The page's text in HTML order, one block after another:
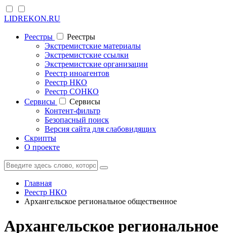
LIDREKON.RU
Реестры
Реестры
Экстремистские материалы
Экстремистские ссылки
Экстремистские организации
Реестр иноагентов
Реестр НКО
Реестр СОНКО
Cервисы
Cервисы
Контент-фильтр
Безопасный поиск
Версия сайта для слабовидящих
Скрипты
О проекте
Главная
Реестр НКО
Архангельское региональное общественное
Архангельское региональное